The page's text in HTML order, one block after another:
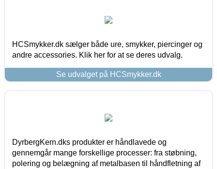
HCSmykker.dk sælger både ure, smykker, piercinger og
andre accessories. Klik her for at se deres udvalg.
Se udvalget på HCSmykker.dk
DyrbergKern.dks produkter er håndlavede og
gennemgår mange forskellige processer: fra støbning,
polering og belægning af metalbasen til håndfletning af